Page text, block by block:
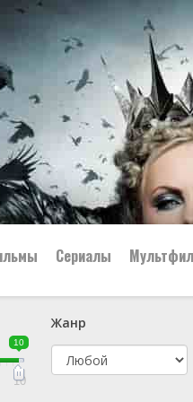
👨‍✈️ Военный
Сериалы
10
10
Жанр